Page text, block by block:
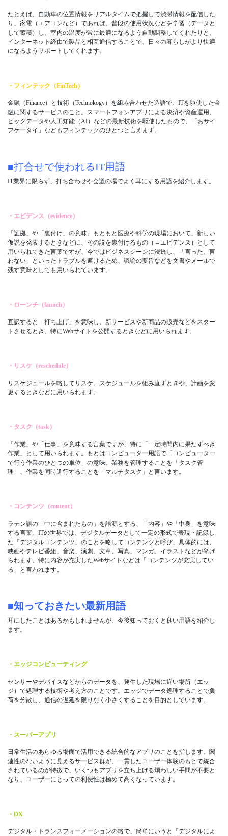
たとえば、自動車の位置情報をリアルタイムで把握して渋滞情報を配信した
り、家電（エアコンなど）であれば、普段の使用状況などを学習（データと
して蓄積）し、室内の温度が常に最適になるよう自動調整してくれたりと、
インターネット経由で製品と相互通信することで、日々の暮らしがより快適
になるようサポートしてくれます。
・フィンテック（FinTech）
金融（Finance）と技術（Technokogy）を組み合わせた造語で、ITを駆使した金
融に関するサービスのこと。スマートフォンアプリによる決済や資産運用、
ビッグデータや人工知能（AI）などの最新技術を駆使したもので、「おサイ
フケータイ」などもフィンテックのひとつと言えます。
■打合せで使われるIT用語
IT業界に限らず、打ち合わせや会議の場でよく耳にする用語を紹介します。
・エビデンス（evidence）
「証拠」や「裏付け」の意味。もともと医療や科学の現場において、新しい
仮説を発表するときなどに、その説を裏付けるもの（＝エビデンス）として
用いられてきた言葉ですが、今ではビジネスシーンに浸透し、「言った、言
わない」といったトラブルを避けるため、議論の要旨などを文書やメールで
残す意味としても用いられています。
・ローンチ（launch）
直訳すると「打ち上げ」を意味し、新サービスや新商品の販売などをスター
トさせるとき、特にWebサイトを公開するときなどに用いられます。
・リスケ（reschedule）
リスケジュールを略してリスケ。スケジュールを組み直すときや、計画を変
更するときなどに用いられます。
・タスク（task）
「作業」や「仕事」を意味する言葉ですが、特に「一定時間内に果たすべき
作業」として用いられます。もとはコンピューター用語で「コンピューター
で行う作業のひとつの単位」の意味。業務を管理することを「タスク管
理」、作業を同時進行することを「マルチタスク」と言います。
・コンテンツ（content）
ラテン語の「中に含まれたもの」を語源とする、「内容」や「中身」を意味
する言葉。ITの世界では、デジタルデータとして一定の形式で表現・記録し
た「デジタルコンテンツ」のことを略してコンテンツと呼び、具体的には、
映画やテレビ番組、音楽、演劇、文章、写真、マンガ、イラストなどが挙げ
られます。特に内容が充実したWebサイトなどは「コンテンツが充実してい
る」と言われます。
■知っておきたい最新用語
耳にしたことはあるかもしれませんが、今後知っておくと良い用語を紹介し
ます。
・エッジコンピューティング
センサーやデバイスなどからのデータを、発生した現場に近い場所（エッ
ジ）で処理する技術や考え方のことです。エッジでデータ処理することで負
荷を分散し、通信の遅延を限りなく小さくすることを目的としています。
・スーパーアプリ
日常生活のあらゆる場面で活用できる統合的なアプリのことを指します。関
連性のないように見えるサービス群が、一貫したユーザー体験のもとで統合
されているのが特徴で、いくつもアプリを立ち上げる煩わしい手間が不要と
なり、ユーザーにとっての利便性は極めて高くなっています。
・DX
デジタル・トランスフォーメーションの略で、簡単にいうと「デジタルによ